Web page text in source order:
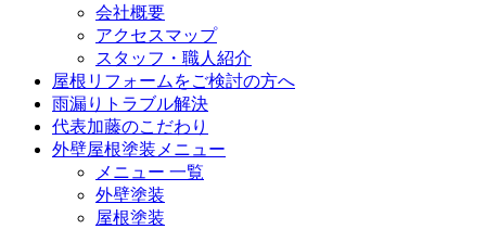
会社概要
アクセスマップ
スタッフ・職人紹介
屋根リフォームをご検討の方へ
雨漏りトラブル解決
代表加藤のこだわり
外壁屋根塗装メニュー
メニュー 一覧
外壁塗装
屋根塗装